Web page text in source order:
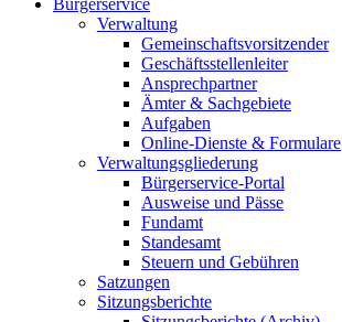
Bürgerservice
Verwaltung
Gemeinschaftsvorsitzender
Geschäftsstellenleiter
Ansprechpartner
Ämter & Sachgebiete
Aufgaben
Online-Dienste & Formulare
Verwaltungsgliederung
Bürgerservice-Portal
Ausweise und Pässe
Fundamt
Standesamt
Steuern und Gebühren
Satzungen
Sitzungsberichte